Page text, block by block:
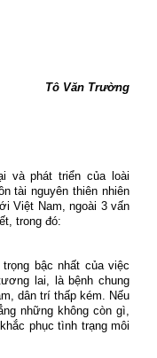
Tô Văn Trường
và phát triển của loài
tài nguyên thiên nhiên
Việt Nam, ngoài 3 vấn
trong đó:
trọng bậc nhất của việc
lai, là bệnh chung
dân trí thấp kém. Nếu
những không còn gì,
phục tình trạng môi